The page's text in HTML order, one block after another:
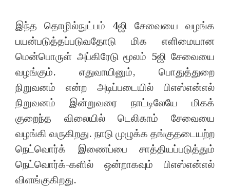
இந்த தொழில்நுட்பம் 4ஜி சேவையை வழங்க
பயன்படுத்தப்படுவதோடு மிக எளிமையான
மென்பொருள் அப்கிரேடு மூலம் 5ஜி சேவையை
வழங்கும். எதுவாயினும், பொதுத்துறை
நிறுவனம் என்ற அடிப்படையில் பிஎஸ்என்எல்
நிறுவனம் இன்றுவரை நாட்டிலேயே மிகக்
குறைந்த விலையில் டெலிகாம் சேவையை
வழங்கி வருகிறது. நாடு முழுக்க தங்குதடையற்ற
நெட்வொர்க் இணைப்பை சாத்தியப்படுத்தும்
நெட்வொர்க்-களில் ஒன்றாகவும் பிஎஸ்என்எல்
விளங்குகிறது.